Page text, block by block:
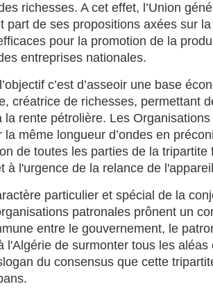
richesses. A cet effet, l’Union
part de ses propositions axées sur
pour la promotion de la
entreprises nationales.
c’est d’asseoir une base
créatrice de richesses, permettant
la rente pétrolière. Les
la même longueur d’ondes en
de toutes les parties de la tripartite
à l'urgence de la relance de
particulier et spécial de la
patronales prônent un
entre le gouvernement, le
l'Algérie de surmonter tous les aléas
du consensus que cette